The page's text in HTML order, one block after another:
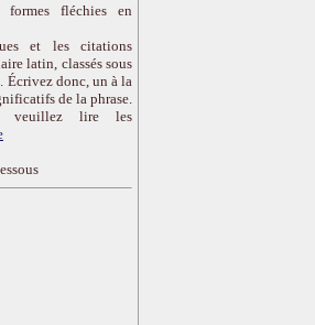
fléchies en
et les citations
latin, classés sous
Écrivez donc, un à la
de la phrase.
veuillez lire les